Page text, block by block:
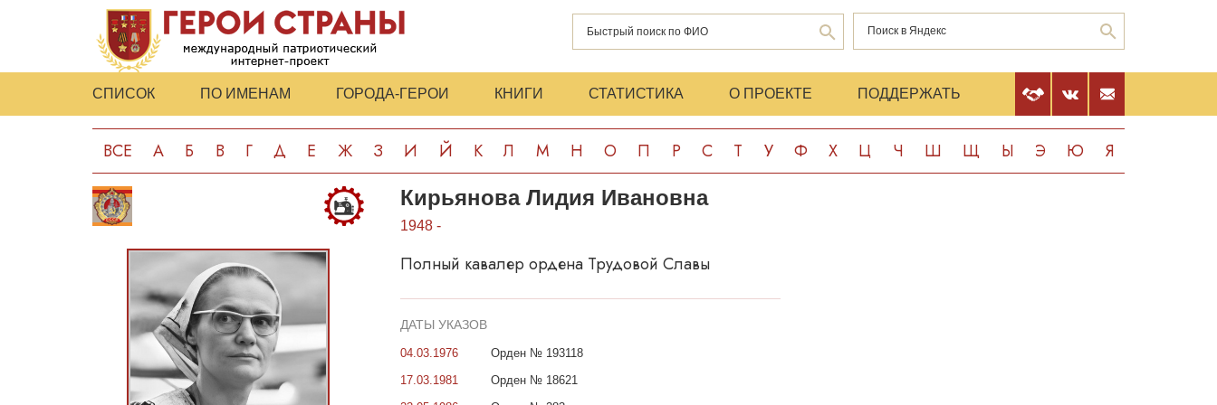
СПИСОК ПО ИМЕНАМ ГОРОДА-ГЕРОИ КНИГИ СТАТИСТИКА О ПРОЕКТЕ ПОДДЕРЖАТЬ
ВСЕ А Б В Г Д Е Ж З И Й К Л М Н О П Р С Т У Ф Х Ц Ч Ш Щ Ы Э Ю Я
Кирьянова Лидия Ивановна
1948 -
Полный кавалер ордена Трудовой Славы
ДАТЫ УКАЗОВ
04.03.1976
Орден № 193118
17.03.1981
Орден № 18621